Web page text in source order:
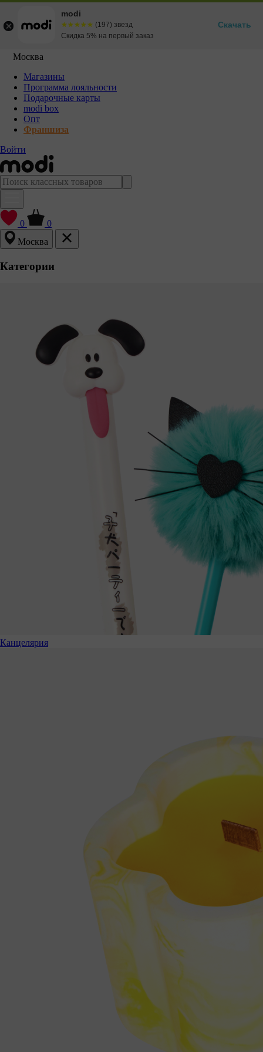
Москва
Магазины
Программа лояльности
Подарочные карты
modi box
Опт
Франшиза
Войти
0
0
Москва
Категории
Канцелярия
modi
☆☆☆☆☆
★★★★★ (197) звезд
Скидка 5% на первый заказ
Скачать